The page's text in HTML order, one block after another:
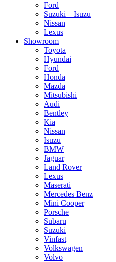
Ford
Suzuki – Isuzu
Nissan
Lexus
Showroom
Toyota
Hyundai
Ford
Honda
Mazda
Mitsubishi
Audi
Bentley
Kia
Nissan
Isuzu
BMW
Jaguar
Land Rover
Lexus
Maserati
Mercedes Benz
Mini Cooper
Porsche
Subaru
Suzuki
Vinfast
Volkswagen
Volvo